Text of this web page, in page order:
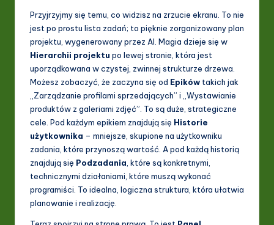
In
ti
Przyjrzyjmy się temu, co widzisz na zrzucie ekranu. To nie
jest po prostu lista zadań; to pięknie zorganizowany plan
projektu, wygenerowany przez AI. Magia dzieje się w
Hierarchii projektu po lewej stronie, która jest
uporządkowana w czystej, zwinnej strukturze drzewa.
Możesz zobaczyć, że zaczyna się od Epików takich jak
„Zarządzanie profilami sprzedających” i „Wystawianie
produktów z galeriami zdjęć”. To są duże, strategiczne
cele. Pod każdym epikiem znajdują się Historie
użytkownika – mniejsze, skupione na użytkowniku
zadania, które przynoszą wartość. A pod każdą historią
znajdują się Podzadania , które są konkretnymi,
technicznymi działaniami, które muszą wykonać
programiści. To idealna, logiczna struktura, która ułatwia
planowanie i realizację.